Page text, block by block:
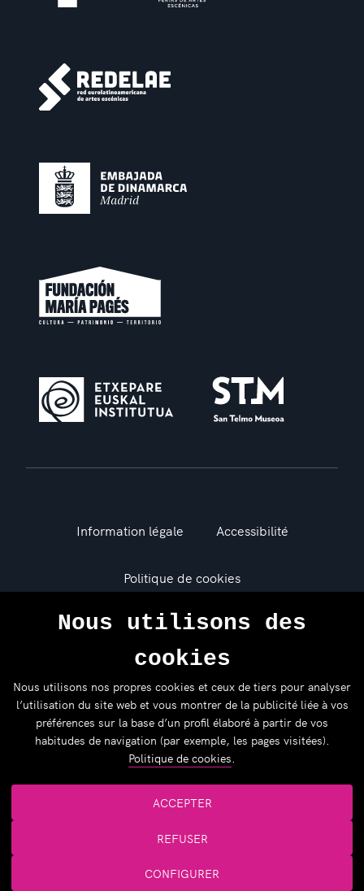
Information légale Accessibilité
Politique de cookies
Politique de confidentialité
Nous utilisons des
cookies
Nous utilisons nos propres cookies et ceux de tiers pour analyser
l’utilisation du site web et vous montrer de la publicité liée à vos
préférences sur la base d’un profil élaboré à partir de vos
habitudes de navigation (par exemple, les pages visitées).
Politique de cookies.
CONFIGURER
REFUSER
ACCEPTER